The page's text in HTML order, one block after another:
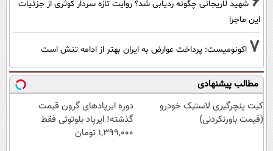
شهید لاریجانی چگونه ردیابی شد؟ روایت تازه سردار کوثری از جزئیات
این ماجرا
7 اکونومیست: پرداخت عوارض به ایران بهتر از ادامه تنش است
مطالب پیشنهادی
کیت پنچرگیری لاستیک خودرو
(قیمت باورنکردنی)
دوره ایرپاد‌های گرون قیمت
گذشته! ایرپاد بلوتوثی فقط
1,399,000 تومان